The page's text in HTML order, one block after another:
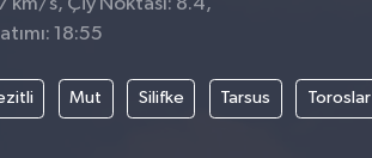
18:55
Mut Silifke Tarsus Toroslar